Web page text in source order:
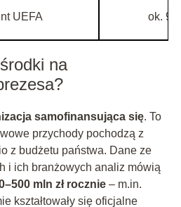
UEFA ok. 90
na
samofinansująca się. To
przychody pochodzą z
z budżetu państwa. Dane ze
i ich branżowych analiz mówią
mln zł rocznie– m.in.
kształtowały się oficjalne